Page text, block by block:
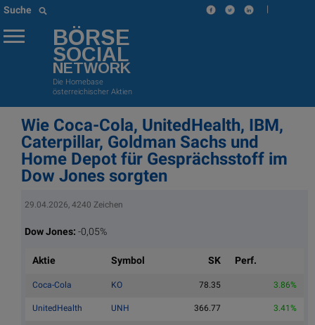
Suche |
BÖRSE
SOCIAL
NETWORK
Die Homebase
österreichischer Aktien
Wie Coca-Cola, UnitedHealth, IBM,
Caterpillar, Goldman Sachs und
Home Depot für Gesprächsstoff im
Dow Jones sorgten
29.04.2026, 4240 Zeichen
Dow Jones: -0,05%
Aktie Symbol SK Perf.
Coca-Cola KO 78.35 3.86%
UnitedHealth UNH 366.77 3.41%